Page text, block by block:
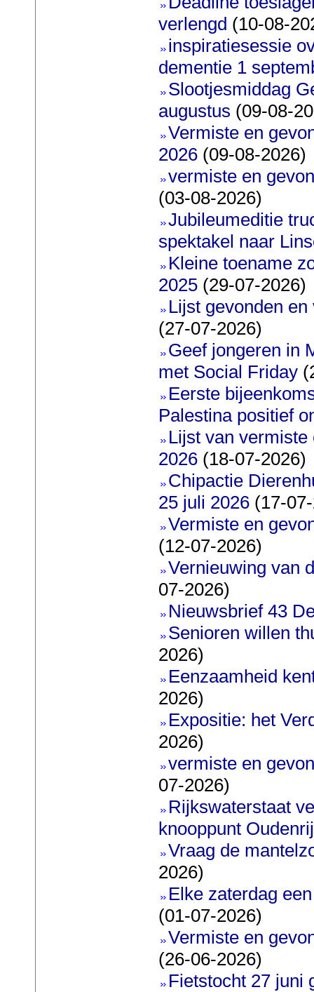
verlengd (10-08-
inspiratiesessie
dementie 1
Slootjesmiddag
augustus (09-08-
Vermiste en
2026(09-08-2026)
vermiste en
(03-08-2026)
Jubileumeditie
spektakel naar
Kleine toename
2025(29-07-2026)
Lijst gevonden
(27-07-2026)
Geef jongeren in
met Social Friday
Eerste
Palestina positief
Lijst van
2026(18-07-2026)
Chipactie
25 juli 2026(17-
Vermiste en
(12-07-2026)
Vernieuwing van
07-2026)
Nieuwsbrief 43
Senioren willen
2026)
Eenzaamheid
2026)
Expositie: het
2026)
vermiste en
07-2026)
Rijkswaterstaat
knooppunt
Vraag de
2026)
Elke zaterdag
(01-07-2026)
Vermiste en
(26-06-2026)
Fietstocht 27 juni